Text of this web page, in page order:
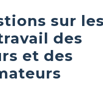
sur
des
et des